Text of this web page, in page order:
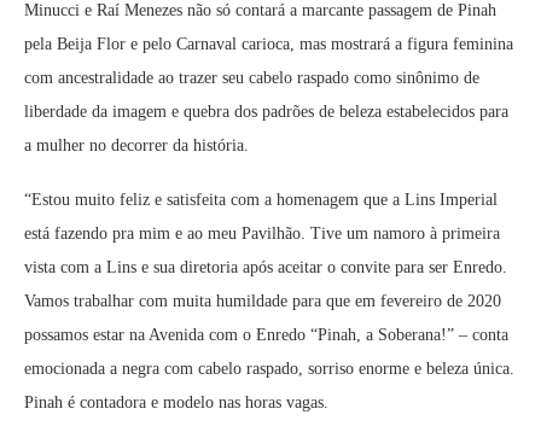
Minucci e Raí Menezes não só contará a marcante passagem de Pinah
pela Beija Flor e pelo Carnaval carioca, mas mostrará a figura feminina
com ancestralidade ao trazer seu cabelo raspado como sinônimo de
liberdade da imagem e quebra dos padrões de beleza estabelecidos para
a mulher no decorrer da história.
“Estou muito feliz e satisfeita com a homenagem que a Lins Imperial
está fazendo pra mim e ao meu Pavilhão. Tive um namoro à primeira
vista com a Lins e sua diretoria após aceitar o convite para ser Enredo.
Vamos trabalhar com muita humildade para que em fevereiro de 2020
possamos estar na Avenida com o Enredo “Pinah, a Soberana!” – conta
emocionada a negra com cabelo raspado, sorriso enorme e beleza única.
Pinah é contadora e modelo nas horas vagas.